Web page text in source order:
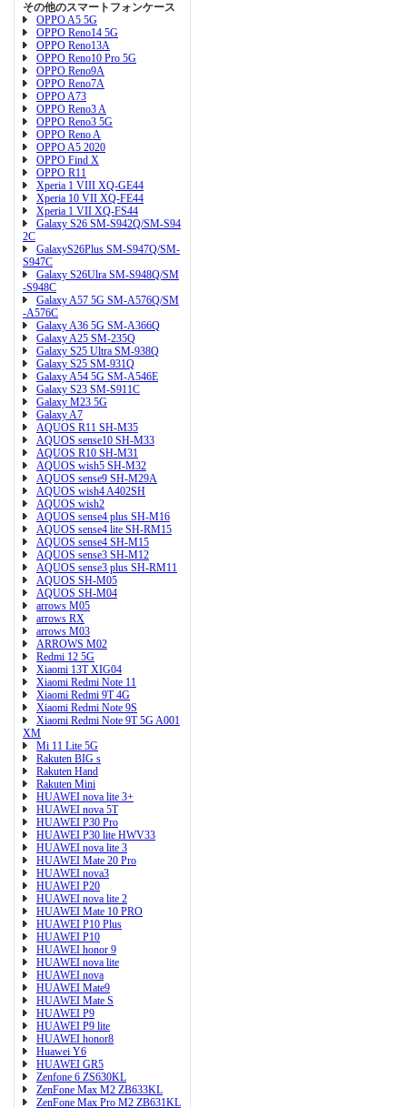
その他のスマートフォンケース
OPPO A5 5G
OPPO Reno14 5G
OPPO Reno13A
OPPO Reno10 Pro 5G
OPPO Reno9A
OPPO Reno7A
OPPO A73
OPPO Reno3 A
OPPO Reno3 5G
OPPO Reno A
OPPO A5 2020
OPPO Find X
OPPO R11
Xperia 1 VIII XQ-GE44
Xperia 10 VII XQ-FE44
Xperia 1 VII XQ-FS44
Galaxy S26 SM-S942Q/SM-S94
2C
GalaxyS26Plus SM-S947Q/SM-
S947C
Galaxy S26Ulra SM-S948Q/SM
-S948C
Galaxy A57 5G SM-A576Q/SM
-A576C
Galaxy A36 5G SM-A366Q
Galaxy A25 SM-235Q
Galaxy S25 Ultra SM-938Q
Galaxy S25 SM-931Q
Galaxy A54 5G SM-A546E
Galaxy S23 SM-S911C
Galaxy M23 5G
Galaxy A7
AQUOS R11 SH-M35
AQUOS sense10 SH-M33
AQUOS R10 SH-M31
AQUOS wish5 SH-M32
AQUOS sense9 SH-M29A
AQUOS wish4 A402SH
AQUOS wish2
AQUOS sense4 plus SH-M16
AQUOS sense4 lite SH-RM15
AQUOS sense4 SH-M15
AQUOS sense3 SH-M12
AQUOS sense3 plus SH-RM11
AQUOS SH-M05
AQUOS SH-M04
arrows M05
arrows RX
arrows M03
ARROWS M02
Redmi 12 5G
Xiaomi 13T XIG04
Xiaomi Redmi Note 11
Xiaomi Redmi 9T 4G
Xiaomi Redmi Note 9S
Xiaomi Redmi Note 9T 5G A001
XM
Mi 11 Lite 5G
Rakuten BIG s
Rakuten Hand
Rakuten Mini
HUAWEI nova lite 3+
HUAWEI nova 5T
HUAWEI P30 Pro
HUAWEI P30 lite HWV33
HUAWEI nova lite 3
HUAWEI Mate 20 Pro
HUAWEI nova3
HUAWEI P20
HUAWEI nova lite 2
HUAWEI Mate 10 PRO
HUAWEI P10 Plus
HUAWEI P10
HUAWEI honor 9
HUAWEI nova lite
HUAWEI nova
HUAWEI Mate9
HUAWEI Mate S
HUAWEI P9
HUAWEI P9 lite
HUAWEI honor8
Huawei Y6
HUAWEI GR5
Zenfone 6 ZS630KL
ZenFone Max M2 ZB633KL
ZenFone Max Pro M2 ZB631KL